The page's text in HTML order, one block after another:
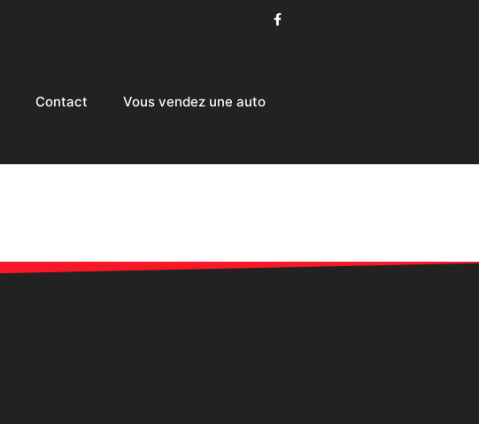
Contact Vous vendez une auto